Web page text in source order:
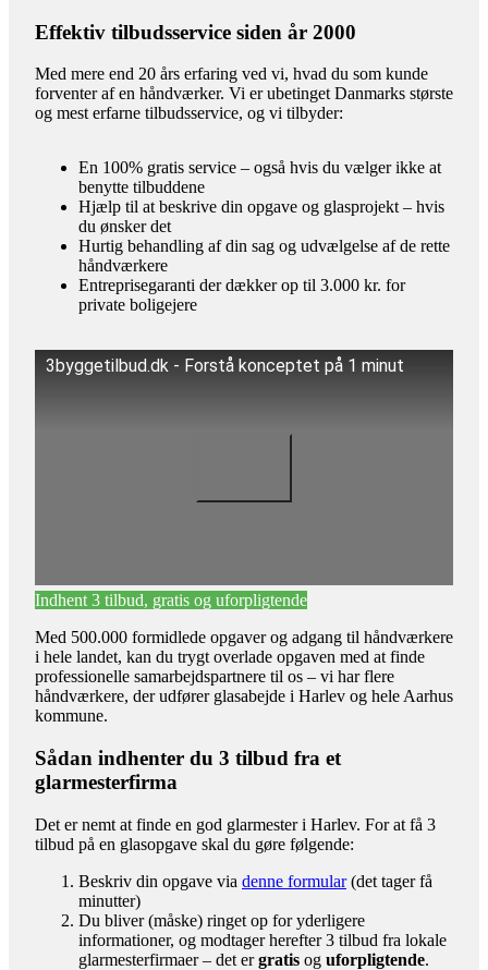
Effektiv tilbudsservice siden år 2000
Med mere end 20 års erfaring ved vi, hvad du som kunde
forventer af en håndværker. Vi er ubetinget Danmarks største
og mest erfarne tilbudsservice, og vi tilbyder:
En 100% gratis service – også hvis du vælger ikke at
benytte tilbuddene
Hjælp til at beskrive din opgave og glasprojekt – hvis
du ønsker det
Hurtig behandling af din sag og udvælgelse af de rette
håndværkere
Entreprisegaranti der dækker op til 3.000 kr. for
private boligejere
3byggetilbud.dk - Forstå konceptet på 1 minut
Indhent 3 tilbud, gratis og uforpligtende
Med 500.000 formidlede opgaver og adgang til håndværkere
i hele landet, kan du trygt overlade opgaven med at finde
professionelle samarbejdspartnere til os – vi har flere
håndværkere, der udfører glasabejde i Harlev og hele Aarhus
kommune.
Sådan indhenter du 3 tilbud fra et
glarmesterfirma
Det er nemt at finde en god glarmester i Harlev. For at få 3
tilbud på en glasopgave skal du gøre følgende:
Beskriv din opgave via denne formular(det tager få
minutter)
Du bliver (måske) ringet op for yderligere
informationer, og modtager herefter 3 tilbud fra lokale
glarmesterfirmaer – det ergratis og uforpligtende.